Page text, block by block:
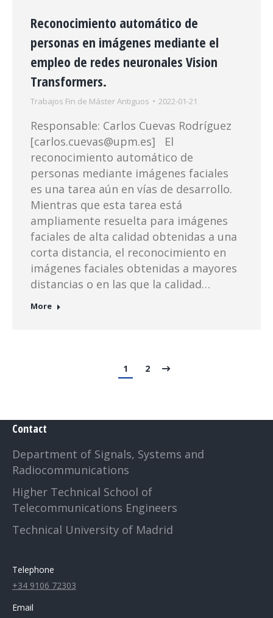
Reconocimiento automático de
personas en imágenes mediante el
empleo de redes neuronales Vision
Transformers.
Trabajos Fin de Máster Antiguos 2022-01-21
Responsable: Carlos Cuevas Rodríguez
[carlos.cuevas@upm.es] El
reconocimiento automático de
personas mediante imágenes faciales
es una tarea aún en vías de desarrollo.
Mientras que esta tarea está
ampliamente resuelta para imágenes
faciales de alta calidad obtenidas a una
corta distancia, el reconocimiento en
imágenes faciales obtenidas a mayores
distancias o en las que la calidad…
More
1 2
Contact
Department of Signals, Systems and
Radiocommunications
Higher Technical School of
Telecommunications Engineers
Technical University of Madrid
Telephone
+34 9106 72303
Email